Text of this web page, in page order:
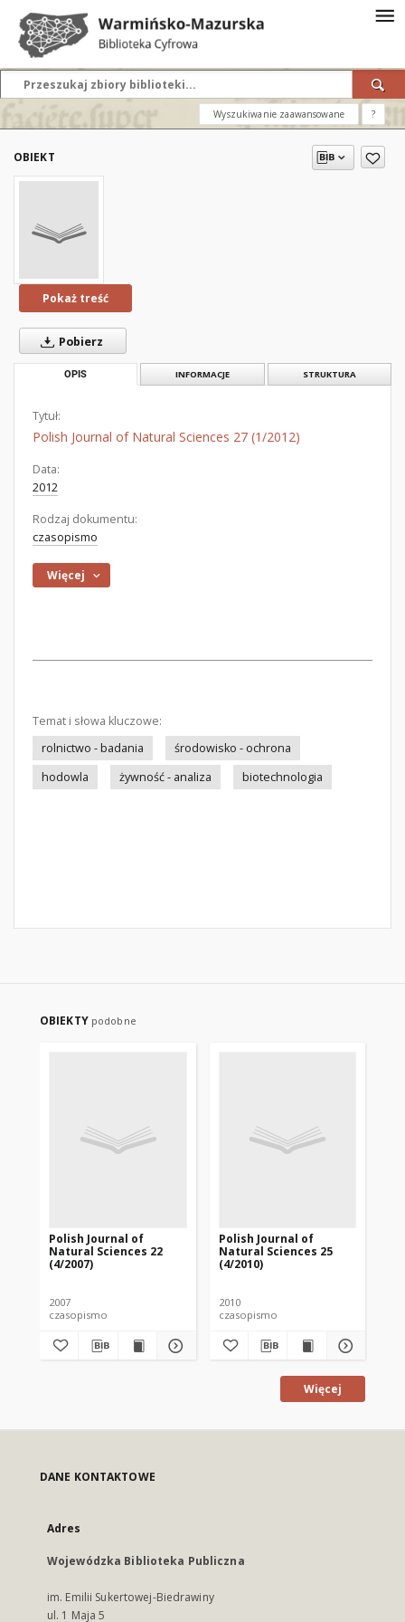
Wyszukiwanie zaawansowane ?
OBIEKT
Pokaż treść
Pobierz
OPIS INFORMACJE STRUKTURA
Tytuł:
Polish Journal of Natural Sciences 27 (1/2012)
Data:
2012
Rodzaj dokumentu:
czasopismo
Więcej
Temat i słowa kluczowe:
rolnictwo - badania
środowisko - ochrona
hodowla
żywność - analiza biotechnologia
OBIEKTY podobne
Polish Journal of
Natural Sciences 22
(4/2007)
2007
czasopismo
Polish Journal of
Natural Sciences 25
(4/2010)
2010
czasopismo
Więcej
DANE KONTAKTOWE
Adres
Wojewódzka Biblioteka Publiczna
im. Emilii Sukertowej-Biedrawiny
ul. 1 Maja 5